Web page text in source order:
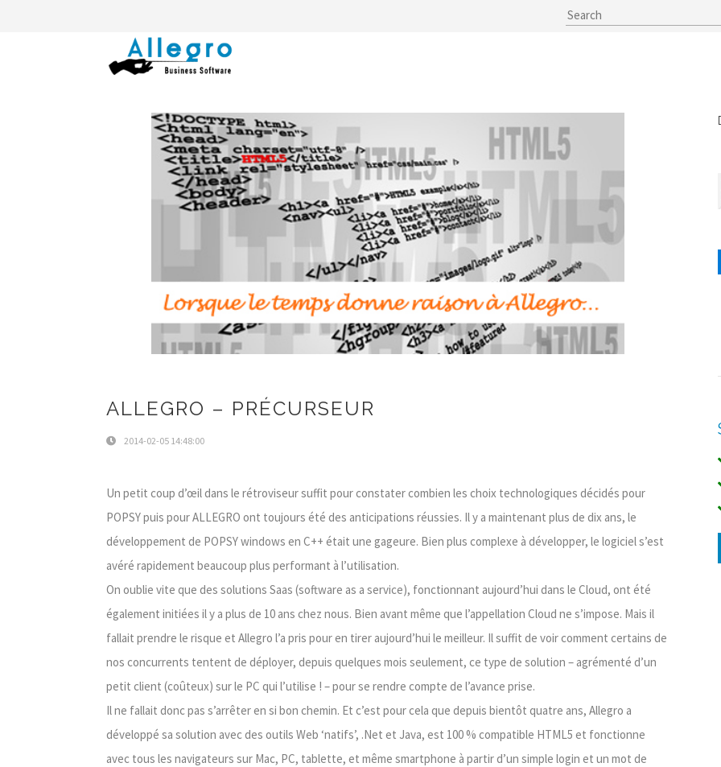
ALLEGRO – PRÉCURSEUR
2014-02-05 14:48:00
Un petit coup d’œil dans le rétroviseur suffit pour constater combien les choix technologiques décidés pour
POPSY puis pour ALLEGRO ont toujours été des anticipations réussies. Il y a maintenant plus de dix ans, le
développement de POPSY windows en C++ était une gageure. Bien plus complexe à développer, le logiciel s’est
avéré rapidement beaucoup plus performant à l’utilisation.
On oublie vite que des solutions Saas (software as a service), fonctionnant aujourd’hui dans le Cloud, ont été
également initiées il y a plus de 10 ans chez nous. Bien avant même que l’appellation Cloud ne s’impose. Mais il
fallait prendre le risque et Allegro l’a pris pour en tirer aujourd’hui le meilleur. Il suffit de voir comment certains de
nos concurrents tentent de déployer, depuis quelques mois seulement, ce type de solution – agrémenté d’un
petit client (coûteux) sur le PC qui l’utilise ! – pour se rendre compte de l’avance prise.
Il ne fallait donc pas s’arrêter en si bon chemin. Et c’est pour cela que depuis bientôt quatre ans, Allegro a
développé sa solution avec des outils Web ‘natifs’, .Net et Java, est 100 % compatible HTML5 et fonctionne
avec tous les navigateurs sur Mac, PC, tablette, et même smartphone à partir d’un simple login et un mot de